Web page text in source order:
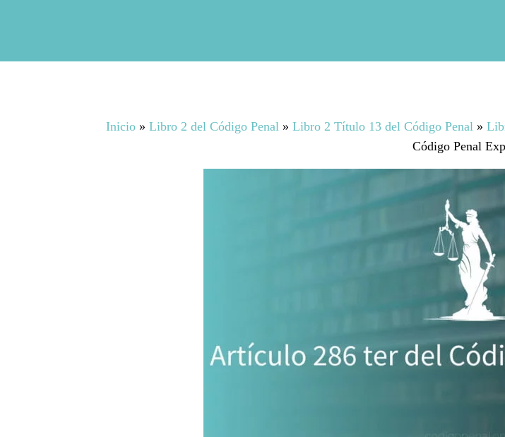
Inicio» Libro 2 del Código Penal» Libro 2 Título 13 del Código Penal»
Código Penal